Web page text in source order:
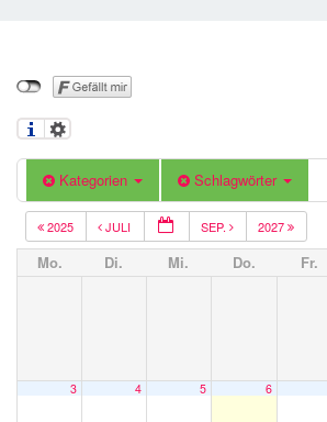
Kategorien Schlagwörter
2025 JULI SEP. 2027
Mo. Di. Mi. Do. Fr.
3 4 5 6